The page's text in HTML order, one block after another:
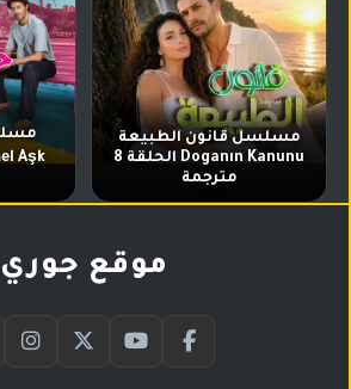
مسلسل قانون الطبيعة
Doganın Kanunu الحلقة 8
مترجمة
موقع جوري